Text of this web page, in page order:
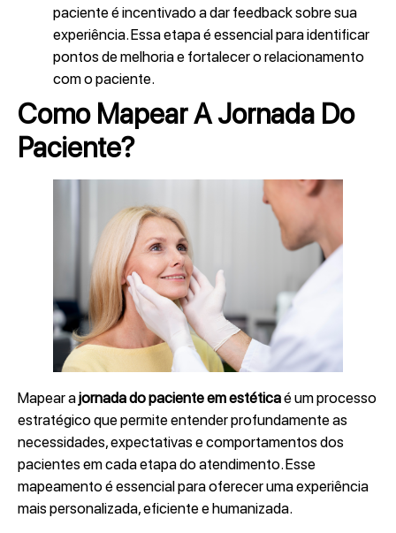
paciente é incentivado a dar feedback sobre sua
experiência. Essa etapa é essencial para identificar
pontos de melhoria e fortalecer o relacionamento
com o paciente.
Como Mapear A Jornada Do
Paciente?
Mapear ajornada do pacienteem estéticaé um processo
estratégico que permite entender profundamente as
necessidades, expectativas e comportamentos dos
pacientes em cada etapa do atendimento. Esse
mapeamento é essencial para oferecer uma experiência
mais personalizada, eficiente e humanizada.